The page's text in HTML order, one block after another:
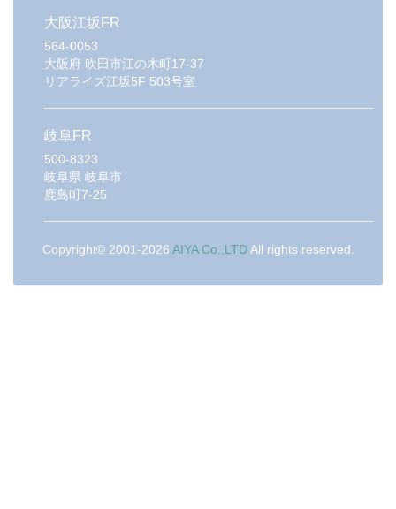
大阪江坂FR
564-0053
大阪府 吹田市江の木町17-37
リアライズ江坂5F 503号室
岐阜FR
500-8323
岐阜県 岐阜市
鹿島町7-25
Copyright© 2001-2026 AIYA Co.,LTDAll rights reserved.